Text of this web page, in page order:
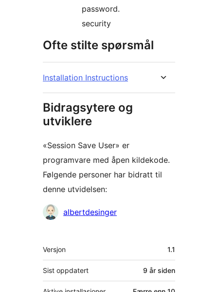
password.
security
Ofte stilte spørsmål
Installation Instructions
Bidragsytere og
utviklere
«Session Save User» er
programvare med åpen kildekode.
Følgende personer har bidratt til
denne utvidelsen:
Bidragsytere
albertdesinger
Meta
Versjon 1.1
Sist oppdatert 9 år siden